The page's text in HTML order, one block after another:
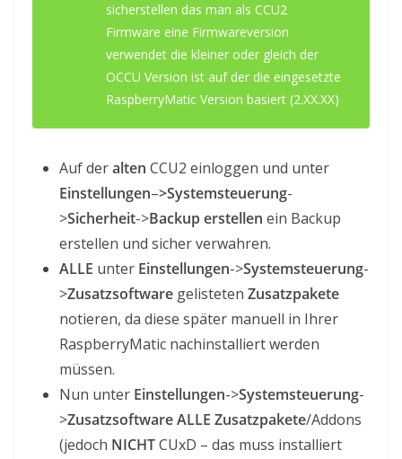
sicherstellen das man als CCU2
Firmware eine Firmwareversion
verwendet die kleiner oder gleich der
OCCU Version ist auf der die eingesetzte
RaspberryMatic Version basiert (2.XX.XX)
Auf deralten CCU2 einloggen und unter
Einstellungen–>Systemsteuerung-
>Sicherheit->Backup erstellen ein Backup
erstellen und sicher verwahren.
ALLE unter Einstellungen->Systemsteuerung-
>Zusatzsoftware gelisteten Zusatzpakete
notieren, da diese später manuell in Ihrer
RaspberryMatic nachinstalliert werden
müssen.
Nun unter Einstellungen->Systemsteuerung-
>Zusatzsoftware ALLE Zusatzpakete/Addons
(jedoch NICHTCUxD – das muss installiert